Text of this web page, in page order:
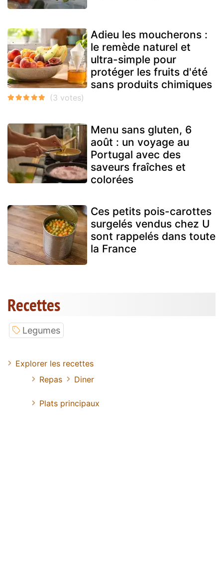
Adieu les moucherons :
le remède naturel et
ultra-simple pour
protéger les fruits d'été
sans produits chimiques
Menu sans gluten, 6
août : un voyage au
Portugal avec des
saveurs fraîches et
colorées
Ces petits pois-carottes
surgelés vendus chez U
sont rappelés dans toute
la France
Recettes
Legumes
Explorer les recettes
Repas
Diner
Plats principaux